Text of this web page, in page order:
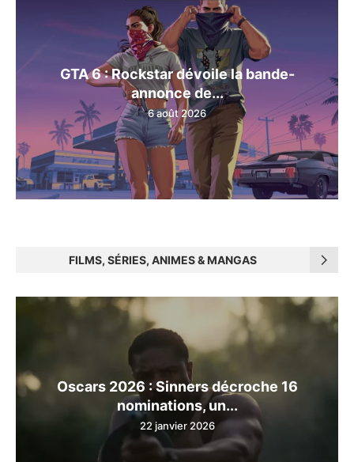
GTA 6 : Rockstar dévoile la bande-
annonce de...
6 août 2026
FILMS, SÉRIES, ANIMES & MANGAS
Oscars 2026 : Sinners décroche 16
nominations, un...
22 janvier 2026